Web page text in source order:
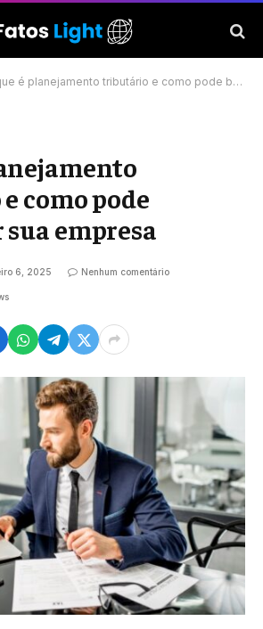
é planejamento tributário e como pode beneficiar sua empresa
como pode
empresa
6, 2025 Nenhum comentário